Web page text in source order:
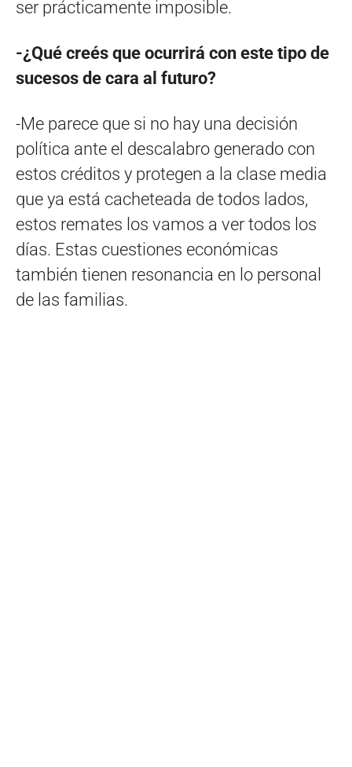
ser prácticamente imposible.
-¿Qué creés que ocurrirá con este tipo de
sucesos de cara al futuro?
-Me parece que si no hay una decisión
política ante el descalabro generado con
estos créditos y protegen a la clase media
que ya está cacheteada de todos lados,
estos remates los vamos a ver todos los
días. Estas cuestiones económicas
también tienen resonancia en lo personal
de las familias.